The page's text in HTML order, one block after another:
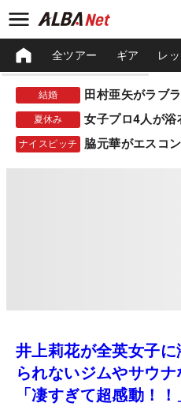
全ツアー ギア レ
結婚 田村亜矢がラブ
夏休み 女子プロ4人が浴
ナイスピッチ 脇元華がエスコ
井上莉花が全英女子
られないジムやサウ
「凄すぎて超感動！！